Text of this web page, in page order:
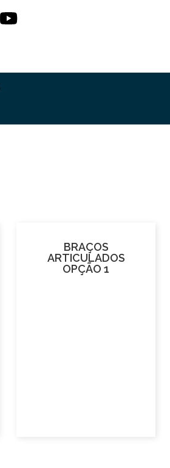
BRAÇOS
ARTICULADOS
OPÇÃO 1